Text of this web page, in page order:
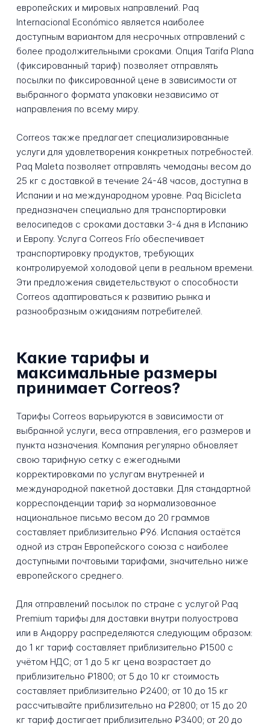
европейских и мировых направлений. Paq
Internacional Económico является наиболее
доступным вариантом для несрочных отправлений с
более продолжительными сроками. Опция Tarifa Plana
(фиксированный тариф) позволяет отправлять
посылки по фиксированной цене в зависимости от
выбранного формата упаковки независимо от
направления по всему миру.
Correos также предлагает специализированные
услуги для удовлетворения конкретных потребностей.
Paq Maleta позволяет отправлять чемоданы весом до
25 кг с доставкой в течение 24-48 часов, доступна в
Испании и на международном уровне. Paq Bicicleta
предназначен специально для транспортировки
велосипедов с сроками доставки 3-4 дня в Испанию
и Европу. Услуга Correos Frío обеспечивает
транспортировку продуктов, требующих
контролируемой холодовой цепи в реальном времени.
Эти предложения свидетельствуют о способности
Correos адаптироваться к развитию рынка и
разнообразным ожиданиям потребителей.
Какие тарифы и
максимальные размеры
принимает Correos?
Тарифы Correos варьируются в зависимости от
выбранной услуги, веса отправления, его размеров и
пункта назначения. Компания регулярно обновляет
свою тарифную сетку с ежегодными
корректировками по услугам внутренней и
международной пакетной доставки. Для стандартной
корреспонденции тариф за нормализованное
национальное письмо весом до 20 граммов
составляет приблизительно ₽96. Испания остаётся
одной из стран Европейского союза с наиболее
доступными почтовыми тарифами, значительно ниже
европейского среднего.
Для отправлений посылок по стране с услугой Paq
Premium тарифы для доставки внутри полуострова
или в Андорру распределяются следующим образом:
до 1 кг тариф составляет приблизительно ₽1500 с
учётом НДС; от 1 до 5 кг цена возрастает до
приблизительно ₽1800; от 5 до 10 кг стоимость
составляет приблизительно ₽2400; от 10 до 15 кг
рассчитывайте приблизительно на ₽2800; от 15 до 20
кг тариф достигает приблизительно ₽3400; от 20 до